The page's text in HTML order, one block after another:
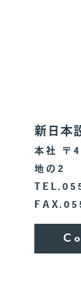
新日本
本社 〒
地の2